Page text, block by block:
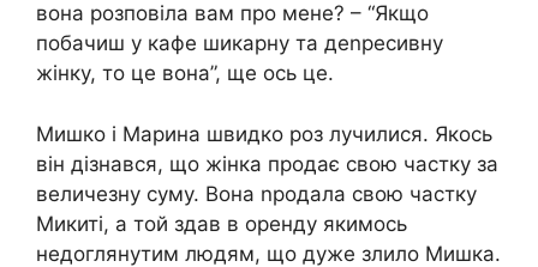
вона розповіла вам про мене? – “Якщо
побачиш у кафе шикарну та деnресивну
жінку, то це вона”, ще ось це.
Мишко і Марина швидко роз лучилися. Якось
він дізнався, що жінка продає свою частку за
величезну суму. Вона nродала свою частку
Микиті, а той здав в оренду якимось
недоглянутим людям, що дуже злило Мишка.